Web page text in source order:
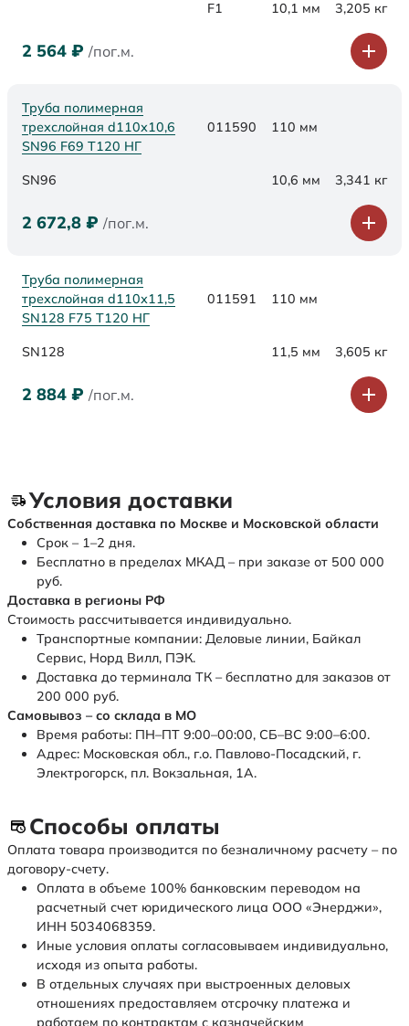
F1 10,1 мм 3,205 кг
2 564 ₽ /пог.м.
Труба полимерная
трехслойная d110х10,6
SN96 F69 Т120 НГ
011590 110 мм
SN96 10,6 мм 3,341 кг
2 672,8 ₽ /пог.м.
Труба полимерная
трехслойная d110х11,5
SN128 F75 Т120 НГ
011591 110 мм
SN128 11,5 мм 3,605 кг
2 884 ₽ /пог.м.
Условия доставки
Собственная доставка по Москве и Московской области
Срок – 1–2 дня.
Бесплатно в пределах МКАД – при заказе от 500 000
руб.
Доставка в регионы РФ
Стоимость рассчитывается индивидуально.
Транспортные компании: Деловые линии, Байкал
Сервис, Норд Вилл, ПЭК.
Доставка до терминала ТК – бесплатно для заказов от
200 000 руб.
Самовывоз – со склада в МО
Время работы: ПН–ПТ 9:00–00:00, СБ–ВС 9:00–6:00.
Адрес: Московская обл., г.о. Павлово-Посадский, г.
Электрогорск, пл. Вокзальная, 1А.
Способы оплаты
Оплата товара производится по безналичному расчету – по
договору-счету.
Оплата в объеме 100% банковским переводом на
расчетный счет юридического лица ООО «Энерджи»,
ИНН 5034068359.
Иные условия оплаты согласовываем индивидуально,
исходя из опыта работы.
В отдельных случаях при выстроенных деловых
отношениях предоставляем отсрочку платежа и